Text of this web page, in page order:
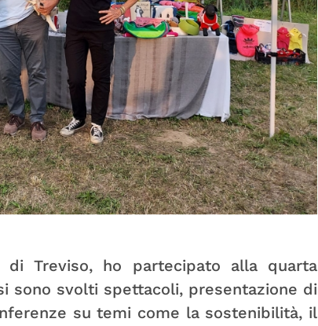
di Treviso, ho partecipato alla quarta
sono svolti spettacoli, presentazione di
su temi come la sostenibilità, il